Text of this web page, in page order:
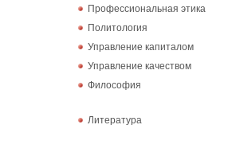
Профессиональная этика
Политология
Управление капиталом
Управление качеством
Философия
Литература